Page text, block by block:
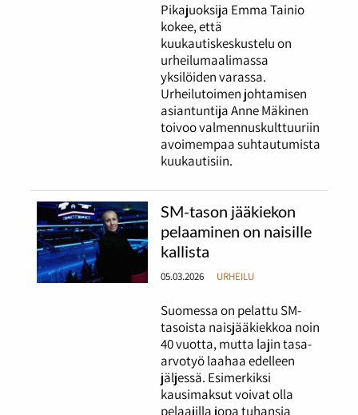
Pikajuoksija Emma Tainio
kokee, että
kuukautiskeskustelu on
urheilumaalimassa
yksilöiden varassa.
Urheilutoimen johtamisen
asiantuntija Anne Mäkinen
toivoo valmennuskulttuuriin
avoimempaa suhtautumista
kuukautisiin.
SM-tason jääkiekon
pelaaminen on naisille
kallista
05.03.2026 URHEILU
Suomessa on pelattu SM-
tasoista naisjääkiekkoa noin
40 vuotta, mutta lajin tasa-
arvotyö laahaa edelleen
jäljessä. Esimerkiksi
kausimaksut voivat olla
pelaajilla jopa tuhansia